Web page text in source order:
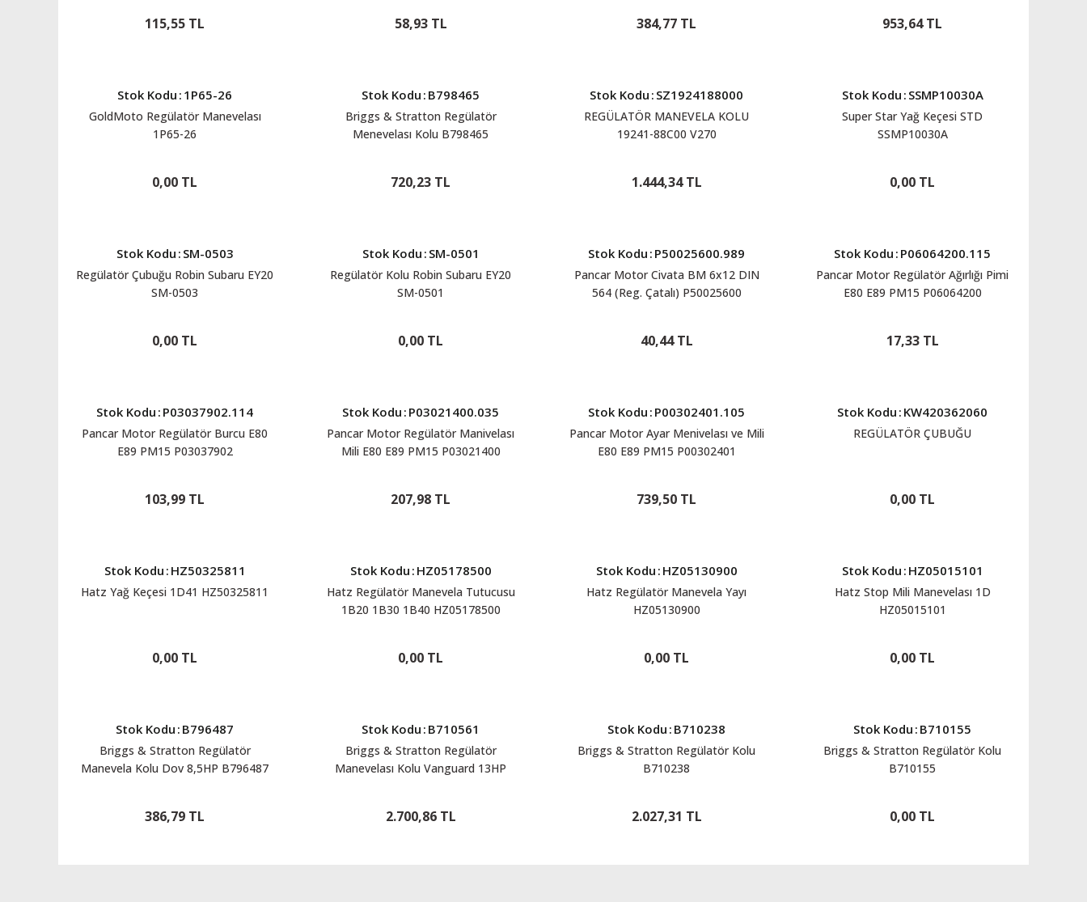
115,55 TL 58,93 TL 384,77 TL 953,64 TL
Stok Kodu : 1P65-26
GoldMoto Regülatör Manevelası
1P65-26
0,00 TL
Stok Kodu : B798465
Briggs & Stratton Regülatör
Menevelası Kolu B798465
720,23 TL
Stok Kodu : SZ1924188000
REGÜLATÖR MANEVELA KOLU
19241-88C00 V270
1.444,34 TL
Stok Kodu : SSMP10030A
Super Star Yağ Keçesi STD
SSMP10030A
0,00 TL
Stok Kodu : SM-0503
Regülatör Çubuğu Robin Subaru EY20
SM-0503
0,00 TL
Stok Kodu : SM-0501
Regülatör Kolu Robin Subaru EY20
SM-0501
0,00 TL
Stok Kodu : P50025600.989
Pancar Motor Civata BM 6x12 DIN
564 (Reg. Çatalı) P50025600
40,44 TL
Stok Kodu : P06064200.115
Pancar Motor Regülatör Ağırlığı Pimi
E80 E89 PM15 P06064200
17,33 TL
Stok Kodu : P03037902.114
Pancar Motor Regülatör Burcu E80
E89 PM15 P03037902
103,99 TL
Stok Kodu : P03021400.035
Pancar Motor Regülatör Manivelası
Mili E80 E89 PM15 P03021400
207,98 TL
Stok Kodu : P00302401.105
Pancar Motor Ayar Menivelası ve Mili
E80 E89 PM15 P00302401
739,50 TL
Stok Kodu : KW420362060
REGÜLATÖR ÇUBUĞU
0,00 TL
Stok Kodu : HZ50325811
Hatz Yağ Keçesi 1D41 HZ50325811
0,00 TL
Stok Kodu : HZ05178500
Hatz Regülatör Manevela Tutucusu
1B20 1B30 1B40 HZ05178500
0,00 TL
Stok Kodu : HZ05130900
Hatz Regülatör Manevela Yayı
HZ05130900
0,00 TL
Stok Kodu : HZ05015101
Hatz Stop Mili Manevelası 1D
HZ05015101
0,00 TL
Stok Kodu : B796487
Briggs & Stratton Regülatör
Manevela Kolu Dov 8,5HP B796487
386,79 TL
Stok Kodu : B710561
Briggs & Stratton Regülatör
Manevelası Kolu Vanguard 13HP
2.700,86 TL
Stok Kodu : B710238
Briggs & Stratton Regülatör Kolu
B710238
2.027,31 TL
Stok Kodu : B710155
Briggs & Stratton Regülatör Kolu
B710155
0,00 TL